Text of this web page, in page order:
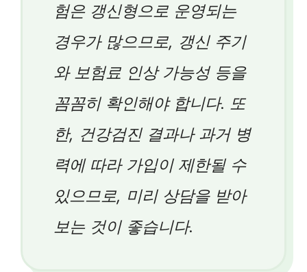
험은 갱신형으로 운영되는
경우가 많으므로, 갱신 주기
와 보험료 인상 가능성 등을
꼼꼼히 확인해야 합니다. 또
한, 건강검진 결과나 과거 병
력에 따라 가입이 제한될 수
있으므로, 미리 상담을 받아
보는 것이 좋습니다.